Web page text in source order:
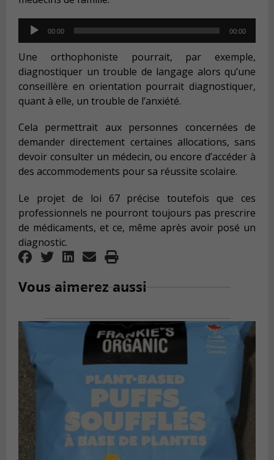
Audio
Player
00:00 00:00
Une orthophoniste pourrait, par exemple,
diagnostiquer un trouble de langage alors qu’une
conseillère en orientation pourrait diagnostiquer,
quant à elle, un trouble de l’anxiété.
Cela permettrait aux personnes concernées de
demander directement certaines allocations, sans
devoir consulter un médecin, ou encore d’accéder à
des accommodements pour sa réussite scolaire.
Le projet de loi 67 précise toutefois que ces
professionnels ne pourront toujours pas prescrire
de médicaments, et ce, même après avoir posé un
diagnostic.
Vous aimerez aussi